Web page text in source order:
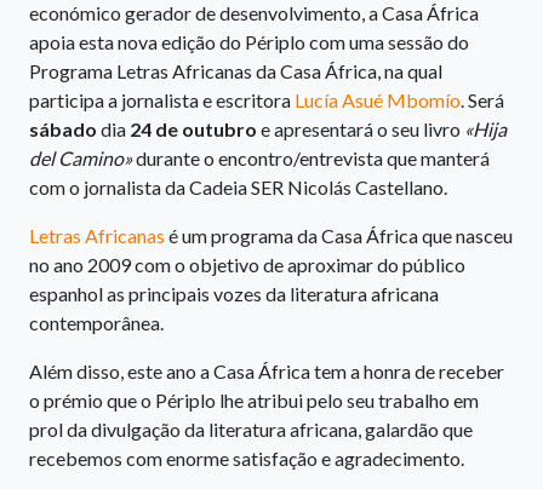
económico gerador de desenvolvimento, a Casa África
apoia esta nova edição do Périplo com uma sessão do
Programa Letras Africanas da Casa África, na qual
participa a jornalista e escritora Lucía Asué Mbomío. Será
sábado dia 24 de outubro e apresentará o seu livro «Hija
del Camino»durante o encontro/entrevista que manterá
com o jornalista da Cadeia SER Nicolás Castellano.
Letras Africanas é um programa da Casa África que nasceu
no ano 2009 com o objetivo de aproximar do público
espanhol as principais vozes da literatura africana
contemporânea.
Além disso, este ano a Casa África tem a honra de receber
o prémio que o Périplo lhe atribui pelo seu trabalho em
prol da divulgação da literatura africana, galardão que
recebemos com enorme satisfação e agradecimento.